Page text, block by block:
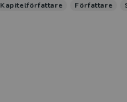
Kapitelförfattare Författare